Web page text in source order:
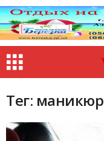
Тег: маникюр